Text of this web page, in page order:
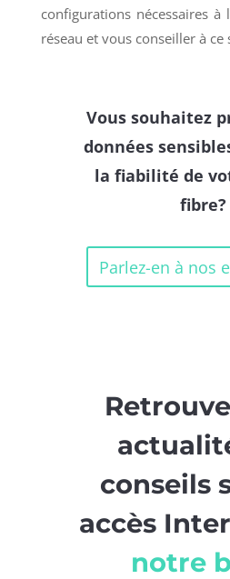
configurations nécessaires
réseau et vous conseiller à ce
Vous souhaitez
données
la fiabilité de
fibre?
Parlez-en à nos
conseils
accès
notre